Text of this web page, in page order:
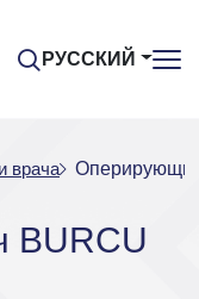
РУССКИЙ
врача
BURCU